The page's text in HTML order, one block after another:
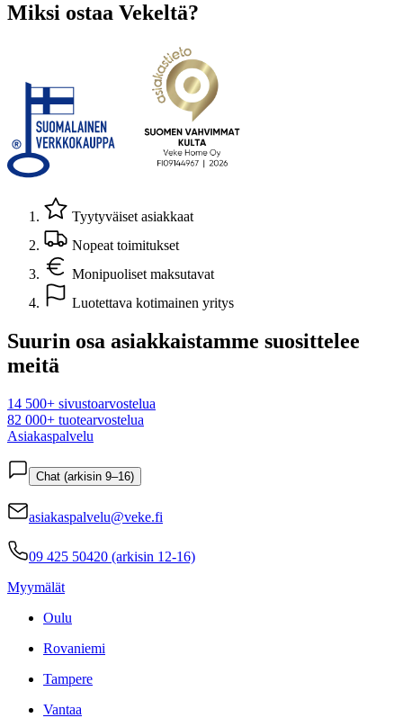
Miksi ostaa Vekeltä?
Tyytyväiset asiakkaat
Nopeat toimitukset
Monipuoliset maksutavat
Luotettava kotimainen yritys
Suurin osa asiakkaistamme suosittelee
meitä
14 500+ sivustoarvostelua
82 000+ tuotearvostelua
Asiakaspalvelu
Chat (arkisin 9–16)
asiakaspalvelu@veke.fi
09 425 50420 (arkisin 12-16)
Myymälät
Oulu
Rovaniemi
Tampere
Vantaa